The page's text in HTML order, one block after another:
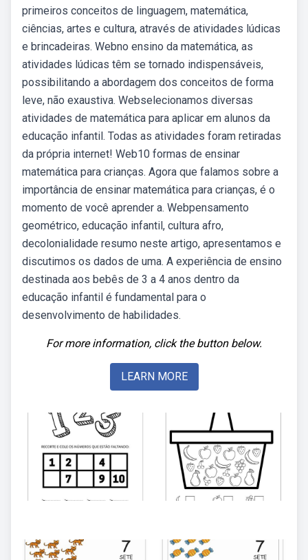
primeiros conceitos de linguagem, matemática,
ciências, artes e cultura, através de atividades lúdicas
e brincadeiras. Webno ensino da matemática, as
atividades lúdicas têm se tornado indispensáveis,
possibilitando a abordagem dos conceitos de forma
leve, não exaustiva. Webselecionamos diversas
atividades de matemática para aplicar em alunos da
educação infantil. Todas as atividades foram retiradas
da própria internet! Web10 formas de ensinar
matemática para crianças. Agora que falamos sobre a
importância de ensinar matemática para crianças, é o
momento de você aprender a. Webpensamento
geométrico, educação infantil, cultura afro,
decolonialidade resumo neste artigo, apresentamos e
discutimos os dados de uma. A experiência de ensino
destinada aos bebês de 3 a 4 anos dentro da
educação infantil é fundamental para o
desenvolvimento de habilidades.
For more information, click the button below.
LEARN MORE